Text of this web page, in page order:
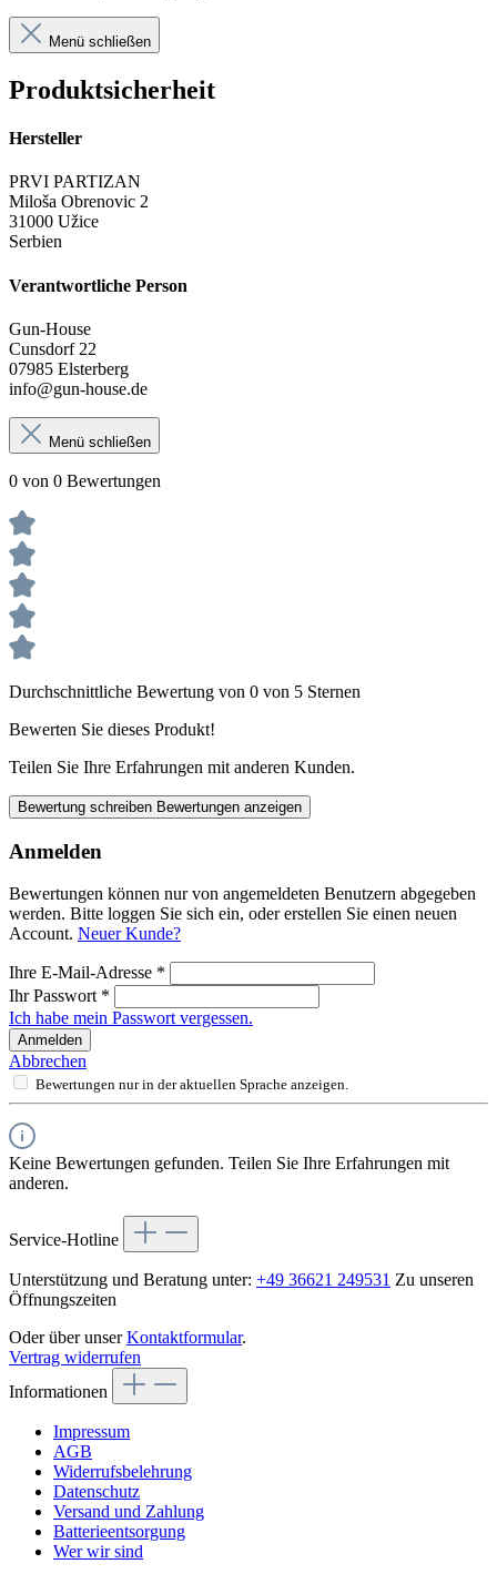
Menü schließen
Produktsicherheit
Hersteller
PRVI PARTIZAN
Miloša Obrenovic 2
31000 Užice
Serbien
Verantwortliche Person
Gun-House
Cunsdorf 22
07985 Elsterberg
info@gun-house.de
Menü schließen
0 von 0 Bewertungen
Durchschnittliche Bewertung von 0 von 5 Sternen
Bewerten Sie dieses Produkt!
Teilen Sie Ihre Erfahrungen mit anderen Kunden.
Bewertung schreiben Bewertungen anzeigen
Anmelden
Bewertungen können nur von angemeldeten Benutzern abgegeben
werden. Bitte loggen Sie sich ein, oder erstellen Sie einen neuen
Account. Neuer Kunde?
Ihre E-Mail-Adresse *
Ihr Passwort *
Ich habe mein Passwort vergessen.
Anmelden
Abbrechen
Bewertungen nur in der aktuellen Sprache anzeigen.
Keine Bewertungen gefunden. Teilen Sie Ihre Erfahrungen mit
anderen.
Service-Hotline
Unterstützung und Beratung unter: +49 36621 249531 Zu unseren
Öffnungszeiten
Oder über unserKontaktformular.
Vertrag widerrufen
Informationen
Impressum
AGB
Widerrufsbelehrung
Datenschutz
Versand und Zahlung
Batterieentsorgung
Wer wir sind